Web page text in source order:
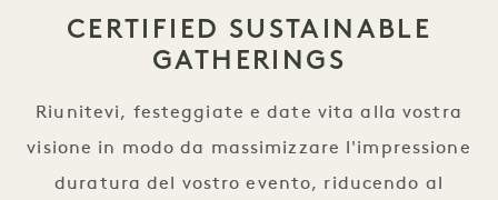
CERTIFIED SUSTAINABLE
GATHERINGS
Riunitevi, festeggiate e date vita alla vostra
visione in modo da massimizzare l'impressione
duratura del vostro evento, riducendo al